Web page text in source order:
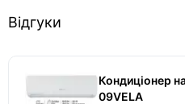
Відгуки
Кондиціонер
09VELA